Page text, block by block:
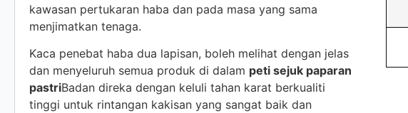
kawasan pertukaran haba dan pada masa yang sama
menjimatkan tenaga.
Kaca penebat haba dua lapisan, boleh melihat dengan jelas
dan menyeluruh semua produk di dalam peti sejuk paparan
pastriBadan direka dengan keluli tahan karat berkualiti
tinggi untuk rintangan kakisan yang sangat baik dan